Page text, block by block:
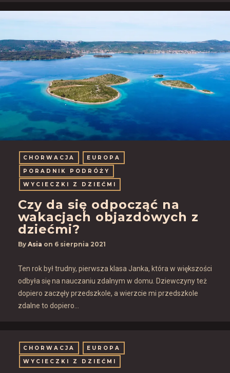
CHORWACJA
EUROPA
PORADNIK PODRÓŻY
WYCIECZKI Z DZIEĆMI
Czy da się odpocząć na
wakacjach objazdowych z
dziećmi?
By Asia on 6 sierpnia 2021
Ten rok był trudny, pierwsza klasa Janka, która w większości
odbyła się na nauczaniu zdalnym w domu. Dziewczyny też
dopiero zaczęły przedszkole, a wierzcie mi przedszkole
zdalne to dopiero…
CHORWACJA
EUROPA
WYCIECZKI Z DZIEĆMI